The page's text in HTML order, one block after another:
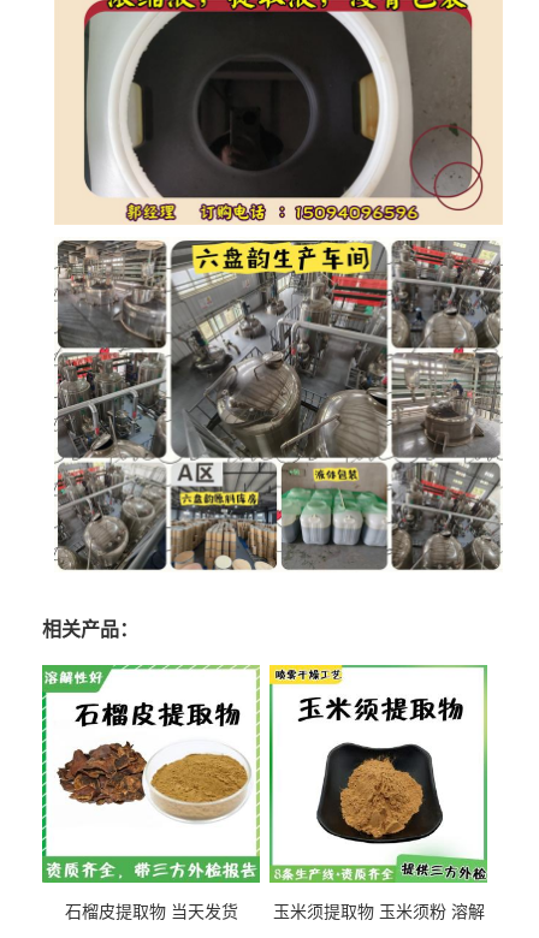
相关产品：
石榴皮提取物 当天发货
玉米须提取物 玉米须粉 溶解